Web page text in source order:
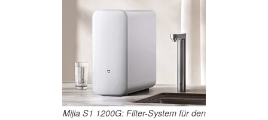
Mijia S1 1200G: Filter-System für den